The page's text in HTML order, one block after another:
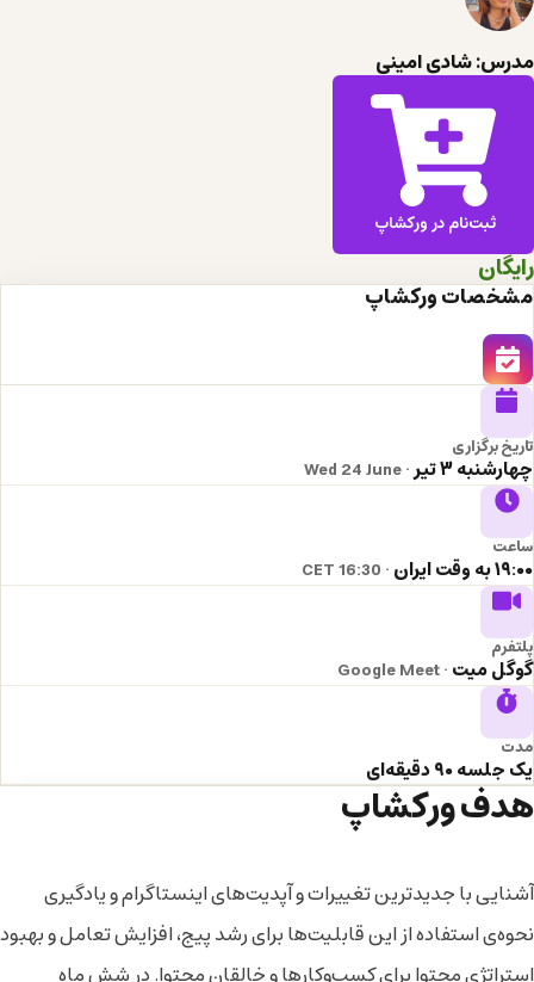
مدرس: شادی امینی
ثبت‌نام در ورکشاپ
رایگان
مشخصات ورکشاپ
تاریخ برگزاری
چهارشنبه ۳ تیر · Wed 24 June
ساعت
۱۹:۰۰ به وقت ایران · 16:30 CET
پلتفرم
گوگل میت · Google Meet
مدت
یک جلسه ۹۰ دقیقه‌ای
هدف ورکشاپ
آشنایی با جدیدترین تغییرات و آپدیت‌های اینستاگرام و یادگیری
نحوه‌ی استفاده از این قابلیت‌ها برای رشد پیج، افزایش تعامل و بهبود
استراتژی محتوا برای کسب‌وکارها و خالقان محتوا. در شش ماه